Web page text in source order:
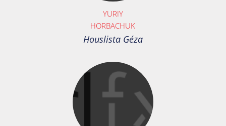
YURIY
HORBACHUK
Houslista Géza